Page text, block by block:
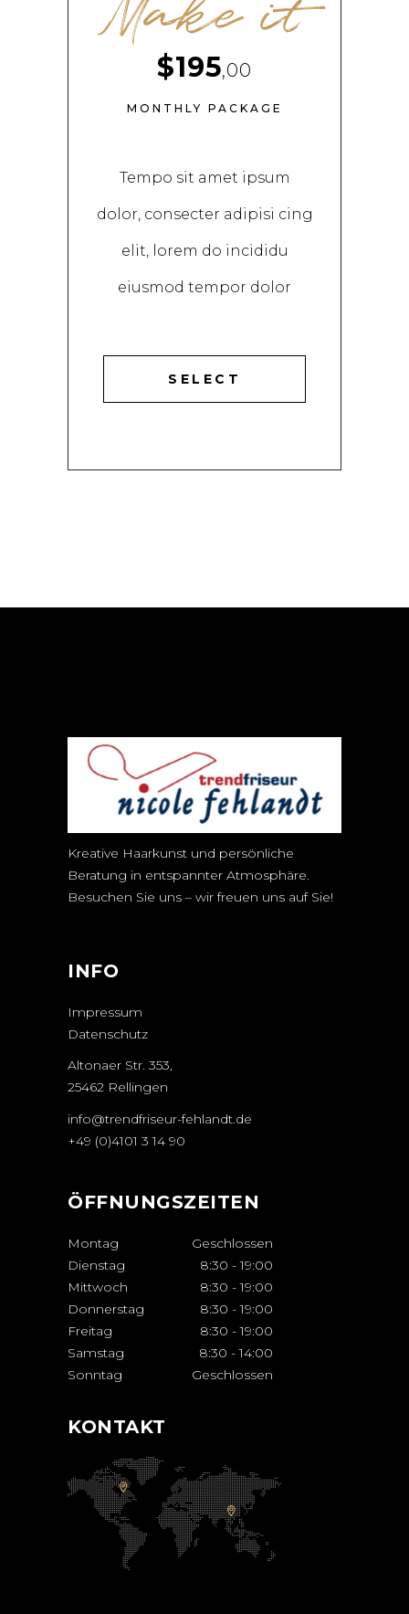
$195,00
MONTHLY PACKAGE
Tempo sit amet ipsum
dolor, consecter adipisi cing
elit, lorem do incididu
eiusmod tempor dolor
SELECT
Kreative Haarkunst und persönliche
Beratung in entspannter Atmosphäre.
Besuchen Sie uns – wir freuen uns auf Sie!
INFO
Impressum
Datenschutz
Altonaer Str. 353,
25462 Rellingen
info@trendfriseur-fehlandt.de
+49 (0)4101 3 14 90
ÖFFNUNGSZEITEN
Montag
Geschlossen
Dienstag
8:30 - 19:00
Mittwoch
8:30 - 19:00
Donnerstag
8:30 - 19:00
Freitag
8:30 - 19:00
Samstag
8:30 - 14:00
Sonntag
Geschlossen
KONTAKT